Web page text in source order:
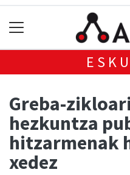
Greba-
hezkuntza
hitzarmenak
xedez